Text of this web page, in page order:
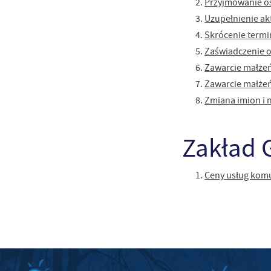
Uzupełnienie
Skrócenie
Zaświadczenie
Zawarcie
Zawarcie
Zmiana imion i
Zakład
Ceny usług